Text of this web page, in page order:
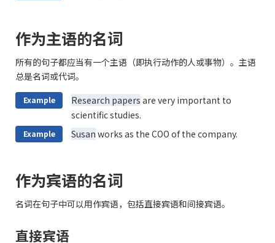
作为主语的名词
所有的句子都应当有一个主语（即执行动作的人或事物）。主语
总是名词或代词。
Example Research papers are very important to
scientific studies.
Example Susan works as the COO of the company.
作为宾语的名词
名词在句子中可以用作宾语，包括直接宾语和间接宾语。
直接宾语